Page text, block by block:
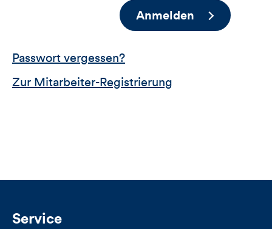
Anmelden
Passwort vergessen?
Zur Mitarbeiter-Registrierung
Service